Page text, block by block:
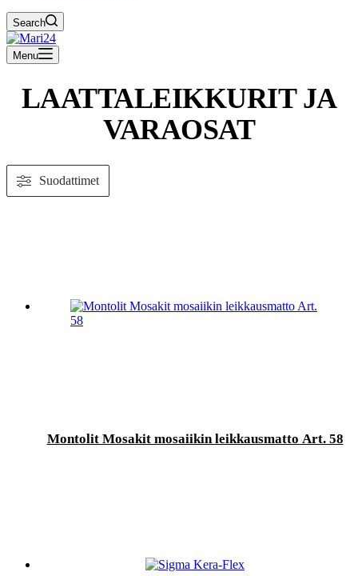
Search
Menu
LAATTALEIKKURIT JA
VARAOSAT
Suodattimet
Montolit Mosakit mosaiikin leikkausmatto Art. 58